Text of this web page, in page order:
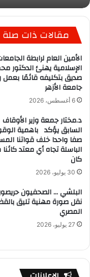
مقالات ذات صلة
الأمين العام لرابطة
الإسلامية يهنئ الدكتور
صديق بتكليفه قائمًا
جامعة الأزهر
6 أغسطس، 2026
د.مختار جمعة وزير الأوقاف
السابق يؤكد باهمية
صفا واحدا خلف قواتنا
الباسلة تجاه أي معتد
كان
30 يوليو، 2026
البلشي … الصحفيون
نقل صورة مهنية تليق
المصري
27 يوليو، 2026